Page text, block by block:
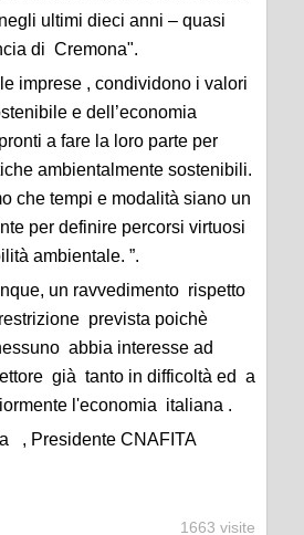
ultimi dieci anni – quasi
di Cremona".
imprese , condividono i valori
e dell’economia
a fare la loro parte per
ambientalmente sostenibili.
che tempi e modalità siano un
per definire percorsi virtuosi
ambientale. ”.
un ravvedimento rispetto
prevista poichè
abbia interesse ad
già tanto in difficoltà ed a
l'economia italiana .
, Presidente CNAFITA
1663 visite